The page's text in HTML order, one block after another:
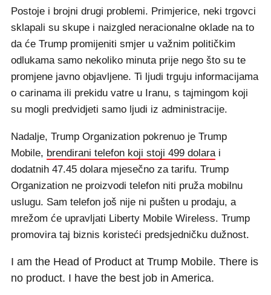
Postoje i brojni drugi problemi. Primjerice, neki trgovci
sklapali su skupe i naizgled neracionalne oklade na to
da će Trump promijeniti smjer u važnim političkim
odlukama samo nekoliko minuta prije nego što su te
promjene javno objavljene. Ti ljudi trguju informacijama
o carinama ili prekidu vatre u Iranu, s tajmingom koji
su mogli predvidjeti samo ljudi iz administracije.
Nadalje, Trump Organization pokrenuo je Trump
Mobile, brendirani telefon koji stoji 499 dolarai
dodatnih 47.45 dolara mjesečno za tarifu. Trump
Organization ne proizvodi telefon niti pruža mobilnu
uslugu. Sam telefon još nije ni pušten u prodaju, a
mrežom će upravljati Liberty Mobile Wireless. Trump
promovira taj biznis koristeći predsjedničku dužnost.
I am the Head of Product at Trump Mobile. There is
no product. I have the best job in America.